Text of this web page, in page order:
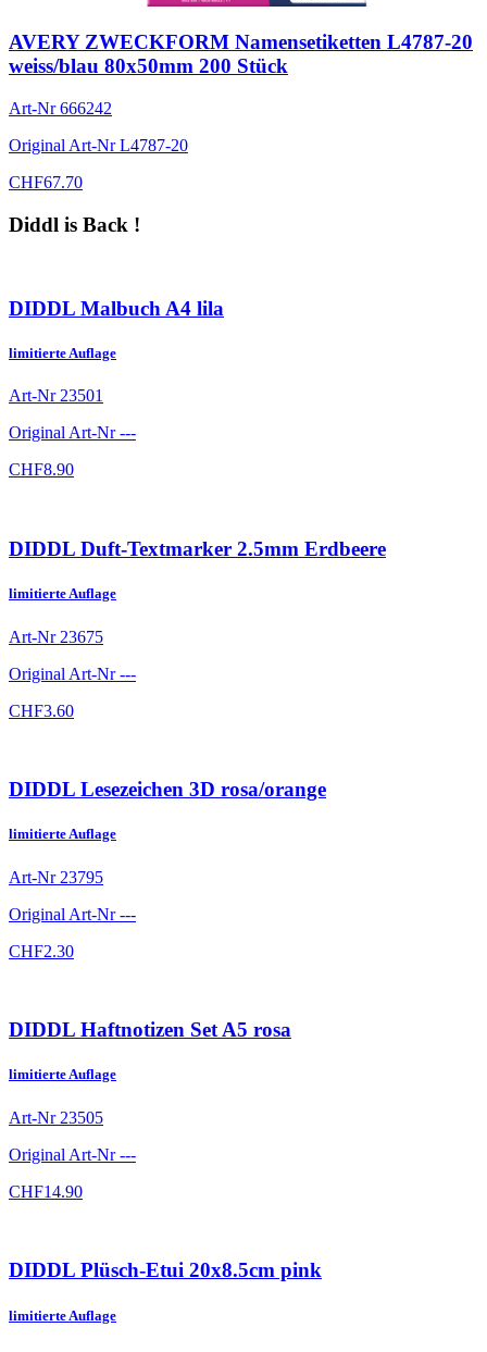
AVERY ZWECKFORM Namensetiketten L4787-20
weiss/blau 80x50mm 200 Stück
Art-Nr666242
Original Art-NrL4787-20
CHF67.70
Diddl is Back !
DIDDL Malbuch A4 lila
limitierte Auflage
Art-Nr23501
Original Art-Nr---
CHF8.90
DIDDL Duft-Textmarker 2.5mm Erdbeere
limitierte Auflage
Art-Nr 23675
Original Art-Nr---
CHF3.60
DIDDL Lesezeichen 3D rosa/orange
limitierte Auflage
Art-Nr 23795
Original Art-Nr---
CHF2.30
DIDDL Haftnotizen Set A5 rosa
limitierte Auflage
Art-Nr 23505
Original Art-Nr---
CHF14.90
DIDDL Plüsch-Etui 20x8.5cm pink
limitierte Auflage